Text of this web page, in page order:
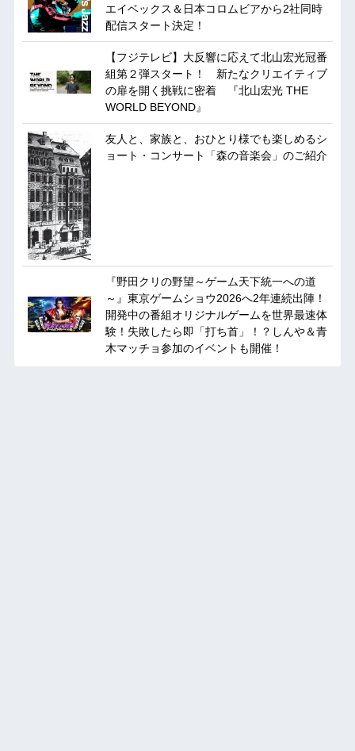
エイベックス＆日本コロムビアから2社同時
配信スタート決定！
【フジテレビ】大反響に応えて北山宏光冠番
組第２弾スタート！ 新たなクリエイティブ
の扉を開く挑戦に密着 『北山宏光 THE
WORLD BEYOND』
友人と、家族と、おひとり様でも楽しめるシ
ョート・コンサート「森の音楽会」のご紹介
『野田クリの野望～ゲーム天下統一への道
～』東京ゲームショウ2026へ2年連続出陣！
開発中の番組オリジナルゲームを世界最速体
験！失敗したら即「打ち首」！？しんや＆青
木マッチョ参加のイベントも開催！